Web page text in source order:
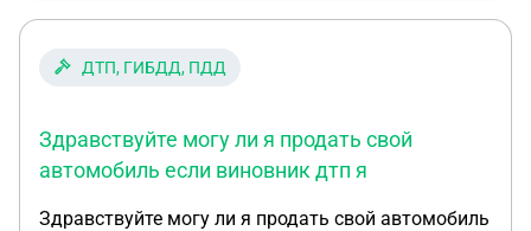
ДТП, ГИБДД, ПДД
Здравствуйте могу ли я продать свой
автомобиль если виновник дтп я
Здравствуйте могу ли я продать свой автомобиль